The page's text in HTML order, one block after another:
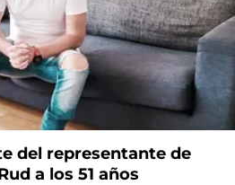
del representante de
a los 51 años